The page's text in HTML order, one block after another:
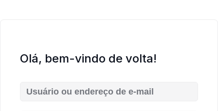
Olá, bem-vindo de volta!